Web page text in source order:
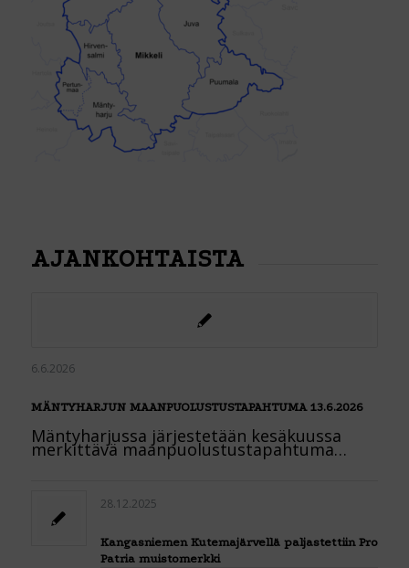
AJANKOHTAISTA
6.6.2026
MÄNTYHARJUN MAANPUOLUSTUSTAPAHTUMA 13.6.2026
Mäntyharjussa järjestetään kesäkuussa
merkittävä maanpuolustustapahtuma…
28.12.2025
Kangasniemen Kutemajärvellä paljastettiin Pro
Patria muistomerkki